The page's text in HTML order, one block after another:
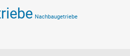
Nachbaugetriebe